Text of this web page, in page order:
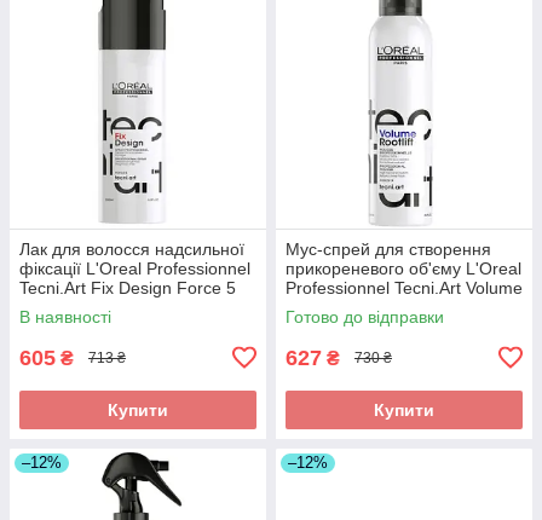
Лак для волосся надсильної
фіксації L'Oreal Professionnel
Tecni.Art Fix Design Force 5
200ml
В наявності
605 ₴ 713 ₴
Купити
Мус-спрей для створення
прикореневого об'єму L'Oreal
Professionnel Tecni.Art Volume
Rootlift Force 3 250ml
Готово до відправки
627 ₴ 730 ₴
Купити
–12% –12%